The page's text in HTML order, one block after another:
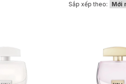
Sắp xếp theo: